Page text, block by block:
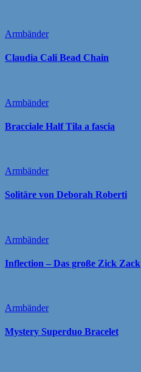
Armbänder
Claudia Cali Bead Chain
Armbänder
Bracciale Half Tila a fascia
Armbänder
Solitäre von Deborah Roberti
Armbänder
Inflection – Das große Zick Zack
Armbänder
Mystery Superduo Bracelet